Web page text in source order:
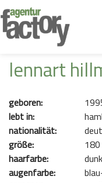
lennart
geboren:
lebt in:
nationalität:
größe:
haarfarbe:
augenfarbe: